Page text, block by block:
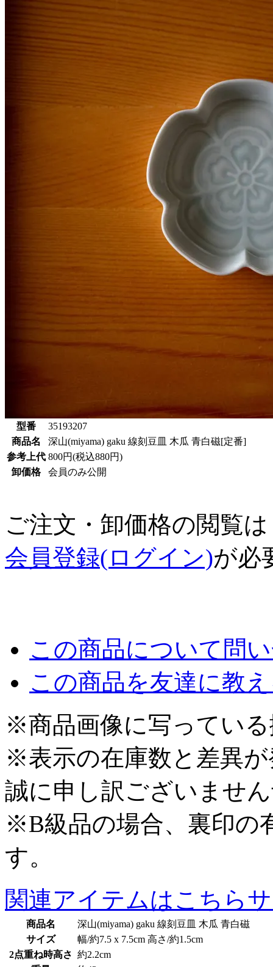
型番
35193207
商品名
深山(miyama) gaku 線刻豆皿 木瓜 青白磁[定番]
参考上代 800円(税込880円)
卸価格
会員のみ公開
ご注文・卸価格の閲覧は
会員登録(ログイン)が必
この商品について問
この商品を友達に教
※商品画像に写ってい
※表示の在庫数と差異
誠に申し訳ございませ
※B級品の場合、裏印の
す。
関連アイテムはこちら
商品名
深山(miyama) gaku 線刻豆皿 木瓜 青白磁
サイズ
幅/約7.5 x 7.5cm 高さ/約1.5cm
2点重ね時高さ 約2.2cm